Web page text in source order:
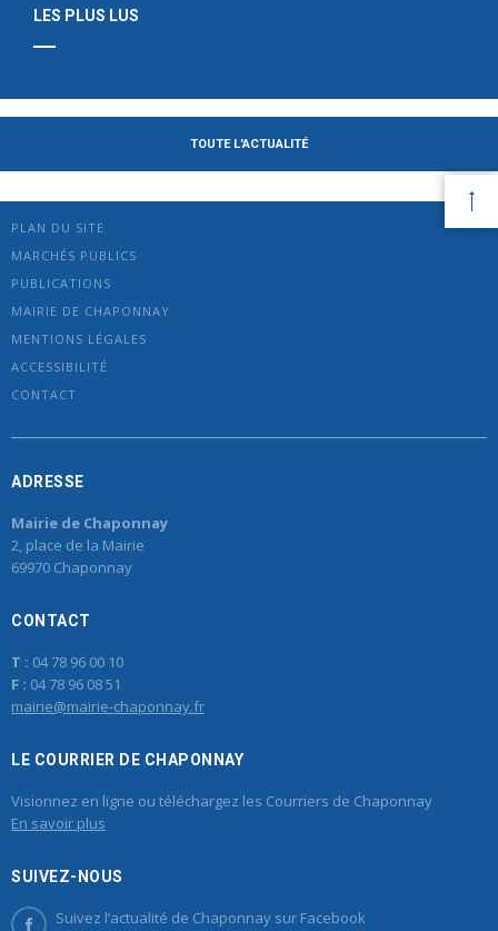
LES PLUS LUS
TOUTE L'ACTUALITÉ
PLAN DU SITE
MARCHÉS PUBLICS
PUBLICATIONS
MAIRIE DE CHAPONNAY
MENTIONS LÉGALES
ACCESSIBILITÉ
CONTACT
ADRESSE
Mairie de Chaponnay
2, place de la Mairie
69970 Chaponnay
CONTACT
T : 04 78 96 00 10
F : 04 78 96 08 51
mairie@mairie-chaponnay.fr
LE COURRIER DE CHAPONNAY
Visionnez en ligne ou téléchargez les Courriers de Chaponnay
En savoir plus
SUIVEZ-NOUS
Suivez l’actualité de Chaponnay sur Facebook